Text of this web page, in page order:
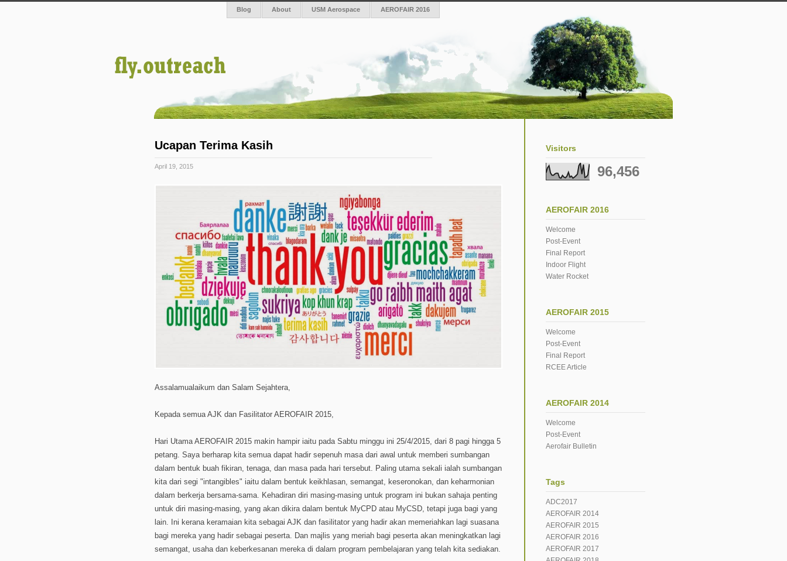
Blog About USM Aerospace AEROFAIR 2016
Ucapan Terima Kasih
April 19, 2015
Assalamualaikum dan Salam Sejahtera,
Kepada semua AJK dan Fasilitator AEROFAIR 2015,
Hari Utama AEROFAIR 2015 makin hampir iaitu pada Sabtu minggu ini 25/4/2015, dari 8 pagi hingga 5
petang. Saya berharap kita semua dapat hadir sepenuh masa dari awal untuk memberi sumbangan
dalam bentuk buah fikiran, tenaga, dan masa pada hari tersebut. Paling utama sekali ialah sumbangan
kita dari segi "intangibles" iaitu dalam bentuk keikhlasan, semangat, keseronokan, dan keharmonian
dalam berkerja bersama-sama. Kehadiran diri masing-masing untuk program ini bukan sahaja penting
untuk diri masing-masing, yang akan dikira dalam bentuk MyCPD atau MyCSD, tetapi juga bagi yang
lain. Ini kerana keramaian kita sebagai AJK dan fasilitator yang hadir akan memeriahkan lagi suasana
bagi mereka yang hadir sebagai peserta. Dan majlis yang meriah bagi peserta akan meningkatkan lagi
semangat, usaha dan keberkesanan mereka di dalam program pembelajaran yang telah kita sediakan.
Visitors
96,456
AEROFAIR 2016
Welcome
Post-Event
Final Report
Indoor Flight
Water Rocket
AEROFAIR 2015
Welcome
Post-Event
Final Report
RCEE Article
AEROFAIR 2014
Welcome
Post-Event
Aerofair Bulletin
Tags
ADC2017
AEROFAIR 2014
AEROFAIR 2015
AEROFAIR 2016
AEROFAIR 2017